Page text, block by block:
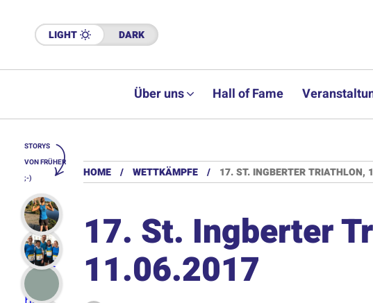
LIGHT DARK
Über uns Hall of Fame
HOME WETTKÄMPFE 17. ST. INGBERTER TRIATHLON,
17. St. Ingberter
11.06.2017
STORYS
VON FRÜHER
;-)